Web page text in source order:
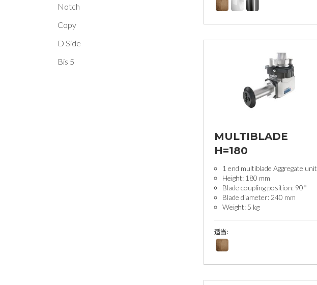
Notch
Copy
D Side
Bis 5
MULTIBLADE
H=180
1 end multiblade Aggregate unit
Height: 180 mm
Blade coupling position: 90°
Blade diameter: 240 mm
Weight: 5 kg
适当: